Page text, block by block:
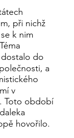
při nichž
k nim
do
a
v
Toto období
hovořilo.